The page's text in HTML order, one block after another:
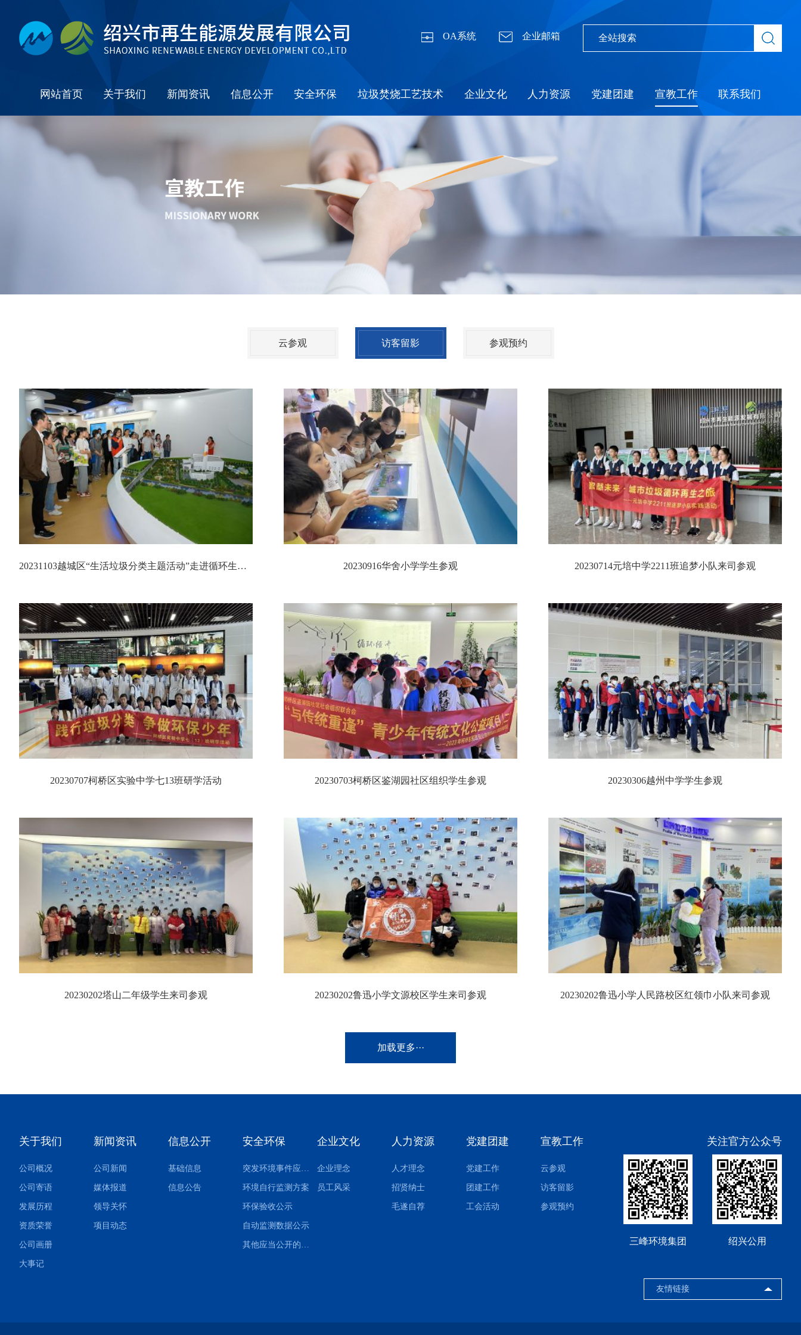
OA系统 企业邮箱
网站首页 关于我们 新闻资讯 信息公开 安全环保 垃圾焚烧工艺技术 企业文化 人力资源 党建团建 宣教工作 联系我们
云参观 访客留影 参观预约
20231103越城区“生活垃圾分类主题活动”走进循环生态产业园（一期）再生资源发电厂 20230916华舍小学学生参观 20230714元培中学2211班追梦小队来司参观
20230707柯桥区实验中学七13班研学活动 20230703柯桥区鉴湖园社区组织学生参观 20230306越州中学学生参观
20230202塔山二年级学生来司参观 20230202鲁迅小学文源校区学生来司参观 20230202鲁迅小学人民路校区红领巾小队来司参观
加载更多···
关于我们
公司概况
公司寄语
发展历程
资质荣誉
公司画册
大事记
新闻资讯
公司新闻
媒体报道
领导关怀
项目动态
信息公开
基础信息
信息公告
安全环保
突发环境事件应急预案
环境自行监测方案
环保验收公示
自动监测数据公示
其他应当公开的环境信息
企业文化
企业理念
员工风采
人力资源
人才理念
招贤纳士
毛遂自荐
党建团建
党建工作
团建工作
工会活动
宣教工作
云参观
访客留影
参观预约
关注官方公众号
三峰环境集团 绍兴公用